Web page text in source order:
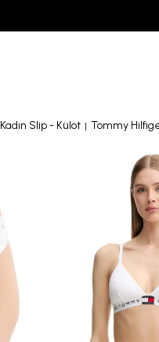
Kadın Slip - Külot Tommy